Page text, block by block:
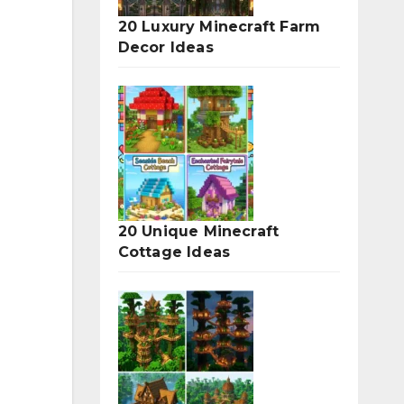
20 Luxury Minecraft Farm
Decor Ideas
20 Unique Minecraft
Cottage Ideas